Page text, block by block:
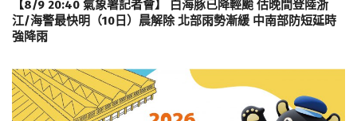
【8/9 20:40 氣象署記者會】 白海豚已降輕颱 估晚間登陸浙
江/海警最快明（10日）晨解除 北部雨勢漸緩 中南部防短延時
強降雨